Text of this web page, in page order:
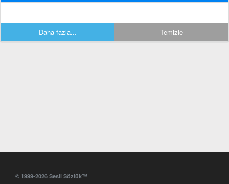
Daha fazla... Temizle
© 1999-2026 Sesli Sözlük™